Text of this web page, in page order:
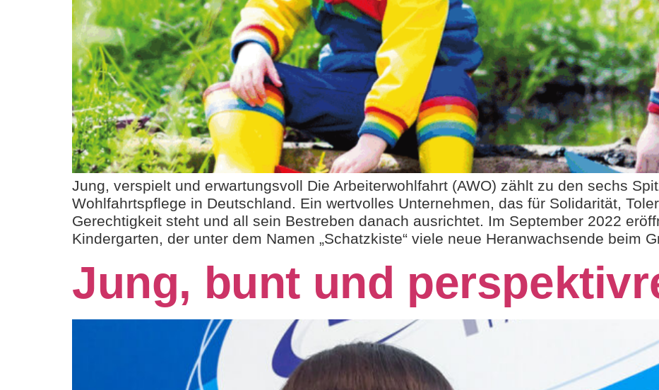
Jung, verspielt und erwartungsvoll Die Arbeiterwohlfahrt (AWO) zählt zu den sechs
Wohlfahrtspflege in Deutschland. Ein wertvolles Unternehmen, das für Solidarität,
Gerechtigkeit steht und all sein Bestreben danach ausrichtet. Im September 2022
Kindergarten, der unter dem Namen „Schatzkiste“ viele neue Heranwachsende beim
Jung, bunt und